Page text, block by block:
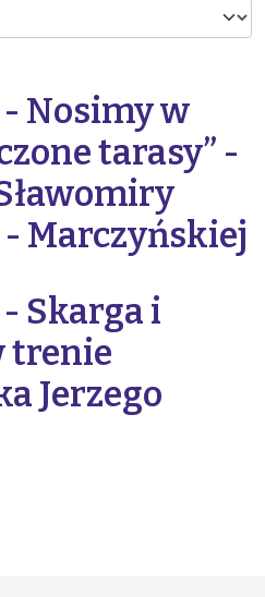
Nosimy w
tarasy” -
Marczyńskiej
Skarga i
trenie
Jerzego